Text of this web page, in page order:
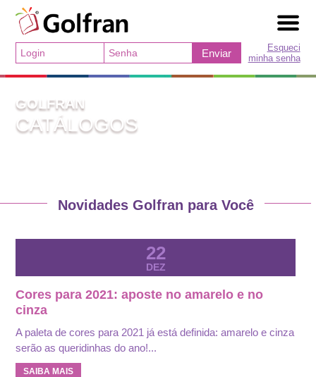
Enviar
Esqueci
minha senha
GOLFRAN
CATÁLOGOS
Novidades Golfran para Você
22
DEZ
Cores para 2021: aposte no amarelo e no
cinza
A paleta de cores para 2021 já está definida: amarelo e cinza
serão as queridinhas do ano!...
SAIBA MAIS